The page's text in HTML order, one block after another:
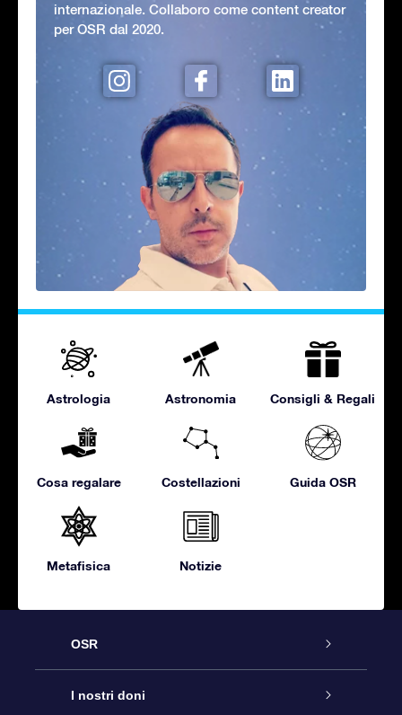
internazionale. Collaboro come content creator
per OSR dal 2020.
Astrologia Astronomia Consigli & Regali
Cosa regalare Costellazioni Guida OSR
Metafisica Notizie
OSR
Assistenza
I nostri doni